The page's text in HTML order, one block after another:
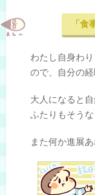
「食
わたし自身わ
ので、自分の
大人になると
ふたりもそう
また何か進展